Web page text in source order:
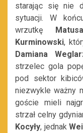
starając się nie
sytuacji. W
wrzutkę
Kurminowski,
Damiana
strzelec gola
pod sektor
niezwykle ważny
goście mieli
strzał celny
Kocyły, jednak